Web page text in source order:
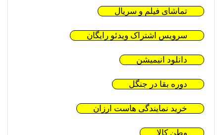
تماشای فیلم و سریال
سرویس اشتراک ویدئو رایگان
دانلود انیمیشن
دوره بقا در جنگل
خرید نمایندگی هاست ارزان
وطن کالا